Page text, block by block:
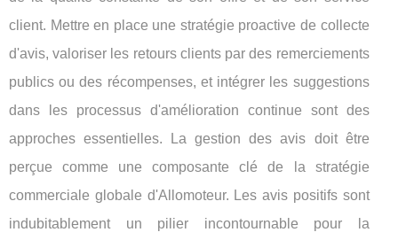
client. Mettre en place une stratégie proactive de collecte
d'avis, valoriser les retours clients par des remerciements
publics ou des récompenses, et intégrer les suggestions
dans les processus d'amélioration continue sont des
approches essentielles. La gestion des avis doit être
perçue comme une composante clé de la stratégie
commerciale globale d'Allomoteur. Les avis positifs sont
indubitablement un pilier incontournable pour la